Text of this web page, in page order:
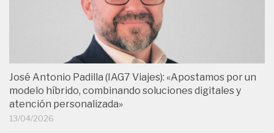
José Antonio Padilla (IAG7 Viajes): «Apostamos por un
modelo híbrido, combinando soluciones digitales y
atención personalizada»
13/04/2026